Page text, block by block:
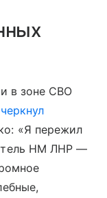
в зоне СВО
«Я пережил
НМ ЛНР —